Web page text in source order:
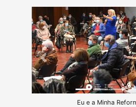
Eu e a Minha Reforma
Previous